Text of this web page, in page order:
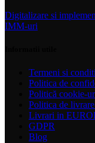
Digitalizare si
IMM-uri
Termeni si
Politica de
Politică cookie-
Politica de
Livrari in
GDPR
Blog